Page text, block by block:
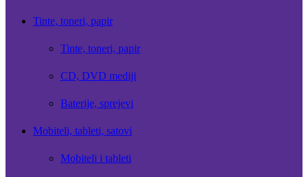
Tinte, toneri, papir
Tinte, toneri, papir
CD, DVD mediji
Baterije, sprejevi
Mobiteli, tableti, satovi
Mobiteli i tableti